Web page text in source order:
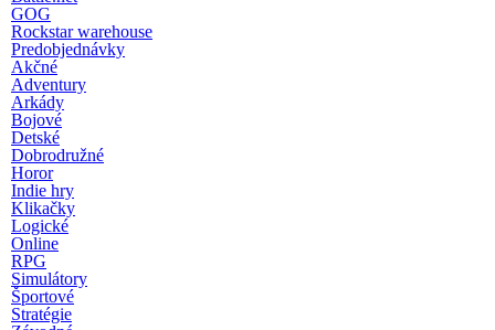
GOG
Rockstar warehouse
Predobjednávky
Akčné
Adventury
Arkády
Bojové
Detské
Dobrodružné
Horor
Indie hry
Klikačky
Logické
Online
RPG
Simulátory
Športové
Stratégie